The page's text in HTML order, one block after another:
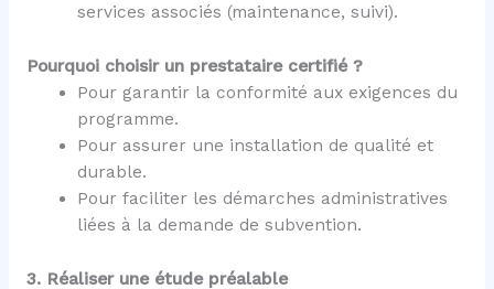
services associés (maintenance, suivi).
Pourquoi choisir un prestataire certifié ?
Pour garantir la conformité aux exigences du
programme.
Pour assurer une installation de qualité et
durable.
Pour faciliter les démarches administratives
liées à la demande de subvention.
3. Réaliser une étude préalable